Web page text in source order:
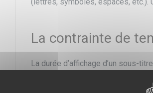
La contrainte de
La durée d’affichage d’un sous-
Il existe une relation directe entre